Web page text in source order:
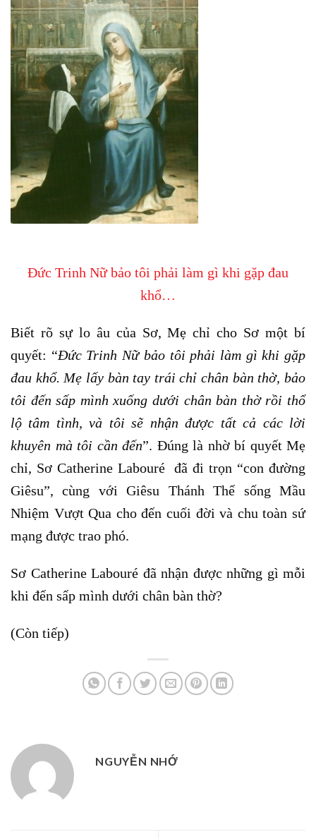
Đức Trinh Nữ bảo tôi phải làm gì khi gặp đau
khổ…
Biết rõ sự lo âu của Sơ, Mẹ chỉ cho Sơ một bí
quyết: “Đức Trinh Nữ bảo tôi phải làm gì khi gặp
đau khổ. Mẹ lấy bàn tay trái chỉ chân bàn thờ, bảo
tôi đến sấp mình xuống dưới chân bàn thờ rồi thổ
lộ tâm tình, và tôi sẽ nhận được tất cả các lời
khuyên mà tôi cần đến”. Đúng là nhờ bí quyết Mẹ
chỉ, Sơ Catherine Labouré đã đi trọn “con đường
Giêsu”, cùng với Giêsu Thánh Thể sống Mầu
Nhiệm Vượt Qua cho đến cuối đời và chu toàn sứ
mạng được trao phó.
Sơ Catherine Labouré đã nhận được những gì mỗi
khi đến sấp mình dưới chân bàn thờ?
(Còn tiếp)
NGUYỄN NHỚ